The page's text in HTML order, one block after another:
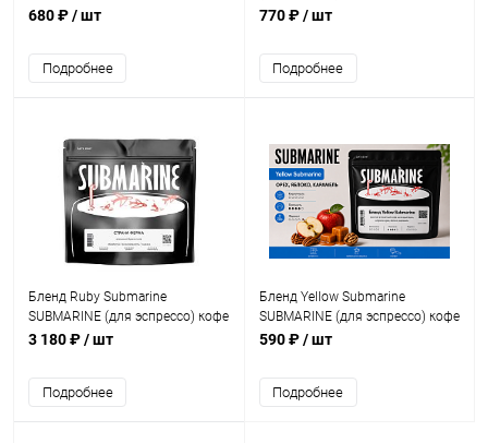
Nespresso, упак. 10 шт.
680 ₽/ шт
Подробнее
упак. 200 г.
770 ₽/ шт
Подробнее
Бленд Ruby Submarine
SUBMARINE (для эспрессо) кофе
в зернах, упак. 1 кг.
3 180 ₽/ шт
Подробнее
Бленд Yellow Submarine
SUBMARINE (для эспрессо) кофе
в зернах, упак. 200 г.
590 ₽/ шт
Подробнее